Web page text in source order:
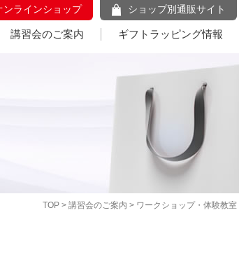
ンラインショップ ショップ別通販サイト
講習会のご案内 ギフトラッピング情報
TOP > 講習会のご案内 > ワークショップ・体験教室